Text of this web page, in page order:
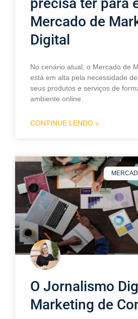
precisa ter para
Mercado de
Digital
No cenário atual, o Mercado de
está em alta pela necessidade
seus produtos e serviços de
ambiente online.
CONTINUE LENDO »
O Jornalismo
Marketing de